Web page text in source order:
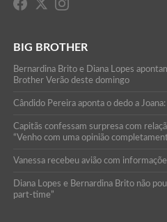
BIG BROTHER
Bernardina Brito e Diana Lopes
Brother Verão deste domingo
Cândido Pereira aponta o dedo a
Capitãs confessam surpresa com
“Venho com uma opinião
Vanessa recebeu avião com
Diana Lopes e Bernardina Brito não
part-time”